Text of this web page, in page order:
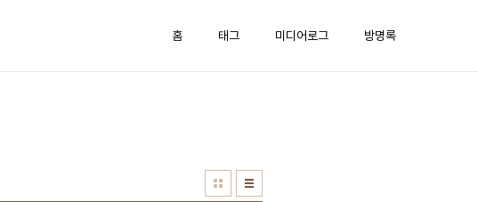
홈 태그 미디어로그 방명록